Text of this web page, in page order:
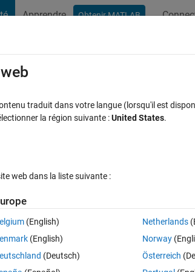
Apprendre Obtenir MATLAB
images?
the user to have an option of planet but would
what would the general method be?
traduit dans votre langue (lorsqu'il est
la région suivante :United States.
web dans la liste suivante :
(English)
(English)
(Deutsch)
Netherlands
Norway
Österreich